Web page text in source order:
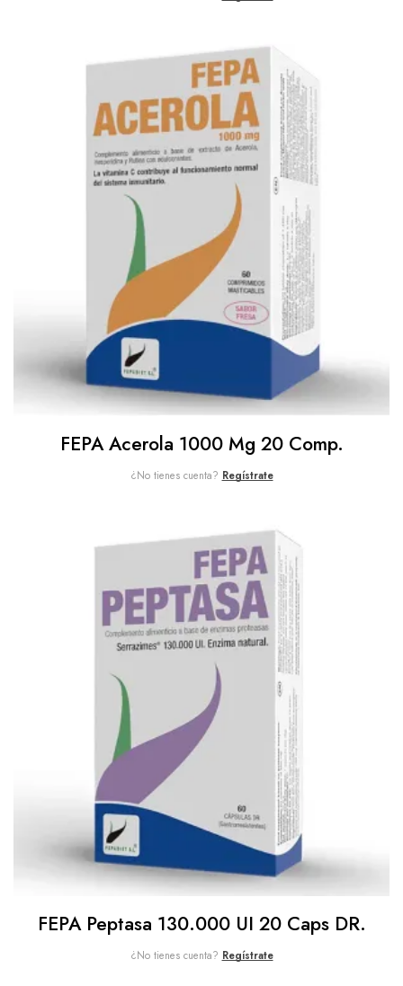
FEPA Acerola 1000 Mg 20 Comp.
¿No tienes cuenta? Regístrate
FEPA Peptasa 130.000 UI 20 Caps DR.
¿No tienes cuenta? Regístrate